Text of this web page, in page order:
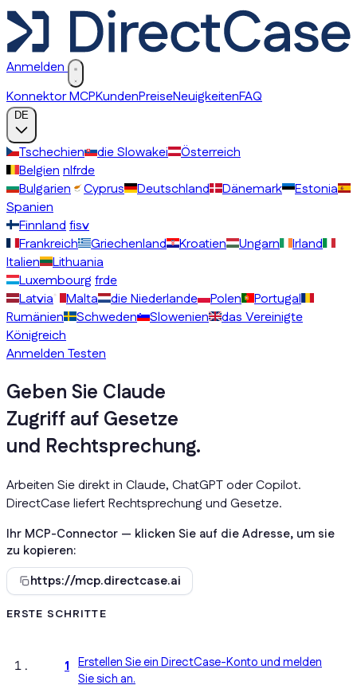
Anmelden
Konnektor MCPKundenPreiseNeuigkeitenFAQ
Tschechien die Slowakei
Österreich
Belgiennlfrde
Bulgarien
Cyprus Deutschland Dänemark
Estonia
Spanien
Finnlandfisv
Frankreich
Griechenland Kroatien Ungarn
Irland
Italien
Lithuania
Luxembourg frde
Latvia
Malta die Niederlande Polen
Portugal
Rumänien
Schweden Slowenien
das Vereinigte
Königreich
AnmeldenTesten
Geben Sie ChatGPT
Zugriff auf Gesetze
und Rechtsprechung.
Arbeiten Sie direkt in Claude, ChatGPT oder Copilot.
DirectCase liefert Rechtsprechung und Gesetze.
Ihr MCP-Connector — klicken Sie auf die Adresse, um sie
zu kopieren:
https://mcp.directcase.ai
ERSTE SCHRITTE
1 Erstellen Sie ein DirectCase-Konto und melden
Sie sich an.